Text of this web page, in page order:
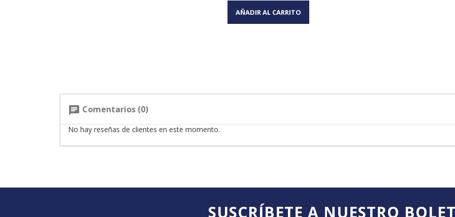
AÑADIR AL CARRITO
chat Comentarios (0)
No hay reseñas de clientes en este momento.
SUSCRÍBETE A NUESTRO